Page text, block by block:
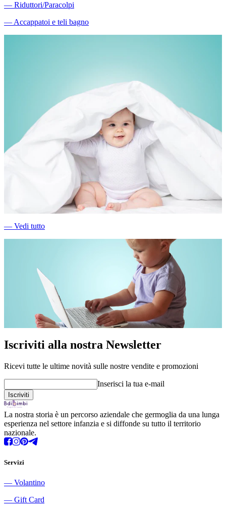
― Riduttori/Paracolpi
―Accappatoi e teli bagno
― Vedi tutto
Iscriviti alla nostra Newsletter
Ricevi tutte le ultime novità sulle nostre vendite e promozioni
Inserisci la tua e-mail
La nostra storia è un percorso aziendale che germoglia da una lunga
esperienza nel settore infanzia e si diffonde su tutto il territorio
nazionale.
Servizi
― Volantino
― Gift Card